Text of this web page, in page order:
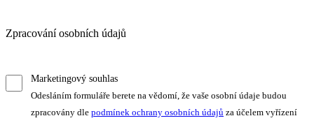
Zpracování osobních údajů
Marketingový souhlas
Odesláním formuláře berete na vědomí, že vaše osobní údaje budou
zpracovány dle podmínek ochrany osobních údajů za účelem vyřízení